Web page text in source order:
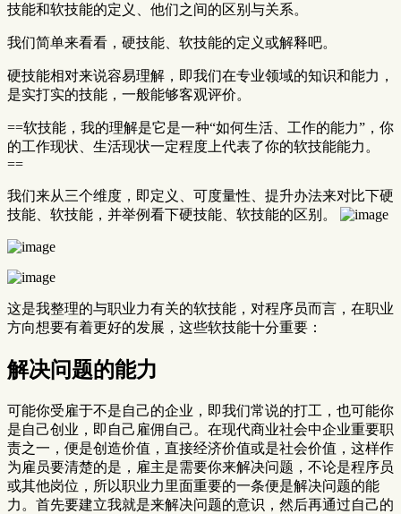
技能和软技能的定义、他们之间的区别与关系。
我们简单来看看，硬技能、软技能的定义或解释吧。
硬技能相对来说容易理解，即我们在专业领域的知识和能力，
是实打实的技能，一般能够客观评价。
==软技能，我的理解是它是一种“如何生活、工作的能力”，你
的工作现状、生活现状一定程度上代表了你的软技能能力。
==
我们来从三个维度，即定义、可度量性、提升办法来对比下硬
技能、软技能，并举例看下硬技能、软技能的区别。
这是我整理的与职业力有关的软技能，对程序员而言，在职业
方向想要有着更好的发展，这些软技能十分重要：
解决问题的能力
可能你受雇于不是自己的企业，即我们常说的打工，也可能你
是自己创业，即自己雇佣自己。在现代商业社会中企业重要职
责之一，便是创造价值，直接经济价值或是社会价值，这样作
为雇员要清楚的是，雇主是需要你来解决问题，不论是程序员
或其他岗位，所以职业力里面重要的一条便是解决问题的能
力。首先要建立我就是来解决问题的意识，然后再通过自己的